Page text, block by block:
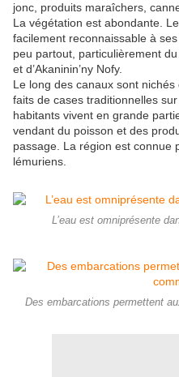
jonc, produits maraîchers,
La végétation est abondante.
facilement reconnaissable à
peu partout, particulièrement
et d’Akaninin’ny Nofy.
Le long des canaux sont
faits de cases traditionnelles
habitants vivent en grande
vendant du poisson et des
passage. La région est connue
lémuriens.
L’eau est omniprésente
Des embarcations permettent